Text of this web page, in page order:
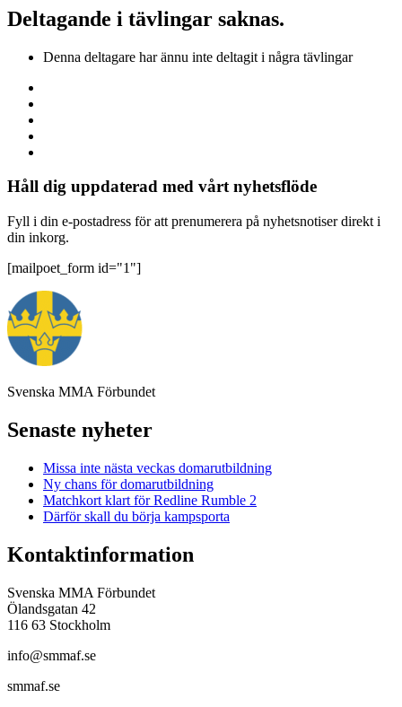
Deltagande i tävlingar saknas.
Denna deltagare har ännu inte deltagit i några tävlingar
Håll dig uppdaterad med vårt nyhetsflöde
Fyll i din e-postadress för att prenumerera på nyhetsnotiser direkt i
din inkorg.
[mailpoet_form id="1"]
Svenska MMA Förbundet
Senaste nyheter
Missa inte nästa veckas domarutbildning
Ny chans för domarutbildning
Matchkort klart för Redline Rumble 2
Därför skall du börja kampsporta
Kontaktinformation
Svenska MMA Förbundet
Ölandsgatan 42
116 63 Stockholm
info@smmaf.se
smmaf.se